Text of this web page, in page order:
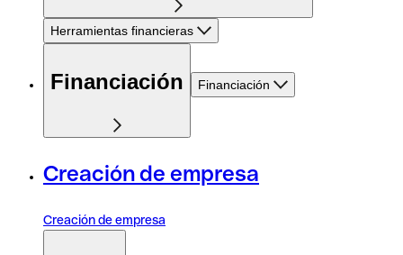
Herramientas financieras
Financiación Financiación
Creación de empresa
Creación de empresa